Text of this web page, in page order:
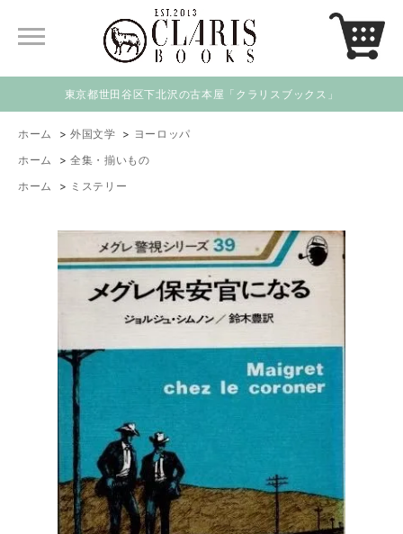
東京都世田谷区下北沢の古本屋「クラリスブックス」
ホーム > 外国文学 > ヨーロッパ
ホーム
> 全集・揃いもの
ホーム
> ミステリー